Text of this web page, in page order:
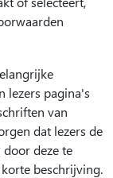
lezers pagina's
van
dat lezers de
deze te
beschrijving.